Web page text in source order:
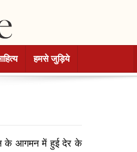
हमसे जुड़िये
के आगमन में हुई देर के